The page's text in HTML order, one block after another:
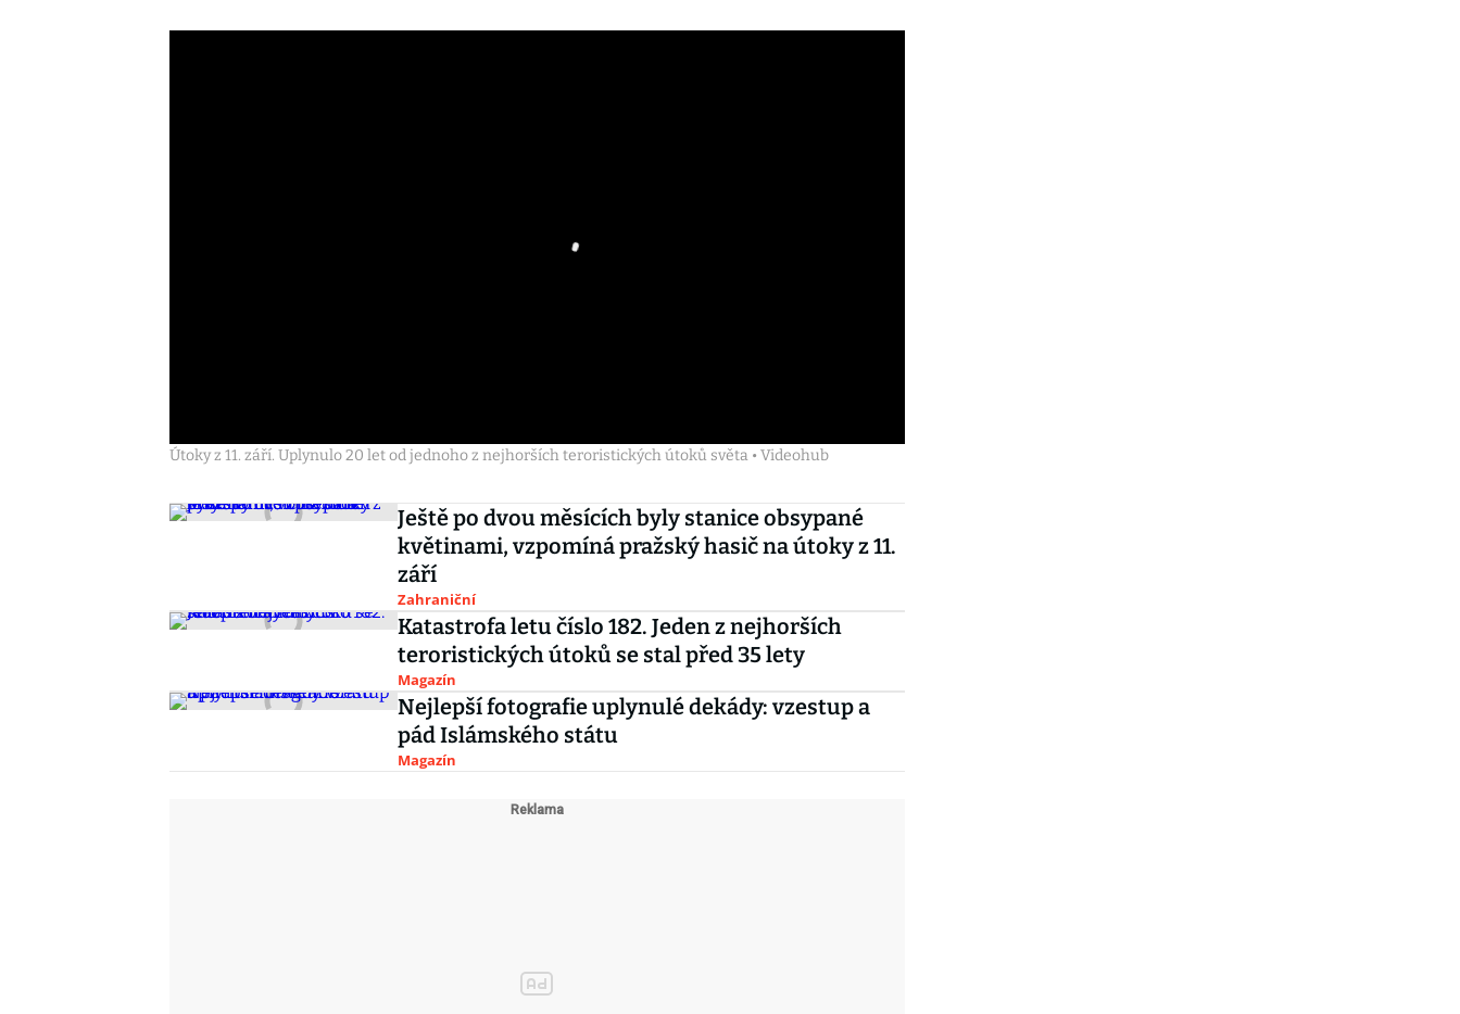
Útoky z 11. září. Uplynulo 20 let od jednoho z nejhorších teroristických útoků světa • Videohub
Ještě po dvou měsících byly stanice obsypané
květinami, vzpomíná pražský hasič na útoky z 11.
září
Zahraniční
Katastrofa letu číslo 182. Jeden z nejhorších
teroristických útoků se stal před 35 lety
Magazín
Nejlepší fotografie uplynulé dekády: vzestup a
pád Islámského státu
Magazín